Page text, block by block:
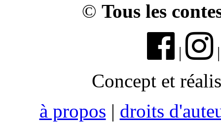
© Tous les
|
Concept et
à propos | droits